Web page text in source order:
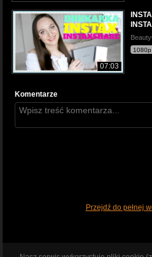
07:03
1080p
Komentarze
Przejdź do pełnej